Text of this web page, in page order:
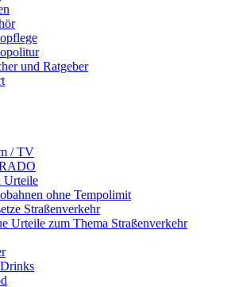
und Ratgeber
/ TV
Urteile
ohne Tempolimit
Straßenverkehr
Urteile zum Thema Straßenverkehr